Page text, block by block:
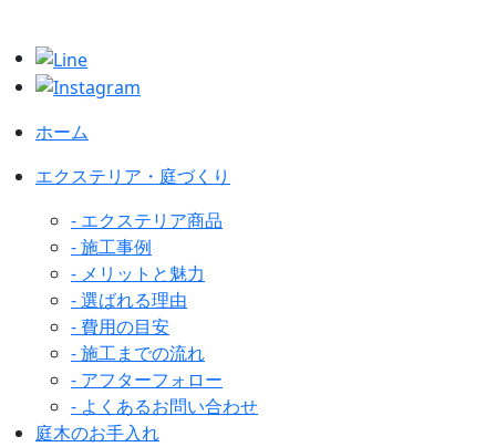
ホーム
エクステリア・庭づくり
- エクステリア商品
- 施工事例
- メリットと魅力
- 選ばれる理由
- 費用の目安
- 施工までの流れ
- アフターフォロー
- よくあるお問い合わせ
庭木のお手入れ